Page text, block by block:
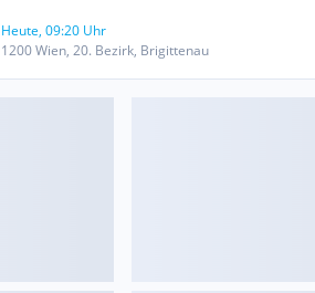
Heute, 09:20 Uhr
1200 Wien, 20. Bezirk, Brigittenau